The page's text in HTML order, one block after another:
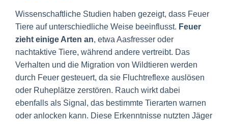
Wissenschaftliche Studien haben gezeigt, dass Feuer
Tiere auf unterschiedliche Weise beeinflusst. Feuer
zieht einige Arten an, etwa Aasfresser oder
nachtaktive Tiere, während andere vertreibt. Das
Verhalten und die Migration von Wildtieren werden
durch Feuer gesteuert, da sie Fluchtreflexe auslösen
oder Ruheplätze zerstören. Rauch wirkt dabei
ebenfalls als Signal, das bestimmte Tierarten warnen
oder anlocken kann. Diese Erkenntnisse nutzten Jäger